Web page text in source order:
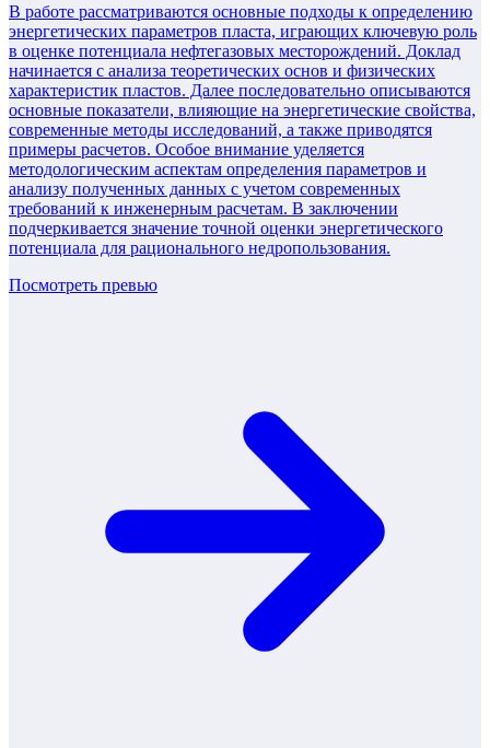
В работе рассматриваются основные подходы к определению
энергетических параметров пласта, играющих ключевую роль
в оценке потенциала нефтегазовых месторождений. Доклад
начинается с анализа теоретических основ и физических
характеристик пластов. Далее последовательно описываются
основные показатели, влияющие на энергетические свойства,
современные методы исследований, а также приводятся
примеры расчетов. Особое внимание уделяется
методологическим аспектам определения параметров и
анализу полученных данных с учетом современных
требований к инженерным расчетам. В заключении
подчеркивается значение точной оценки энергетического
потенциала для рационального недропользования.
Посмотреть превью